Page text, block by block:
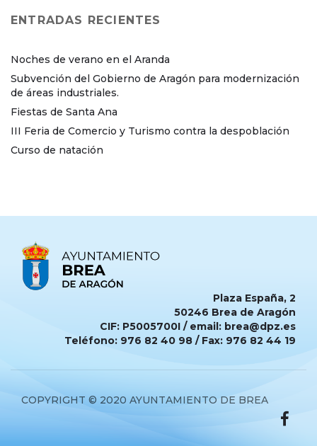
ENTRADAS RECIENTES
Noches de verano en el Aranda
Subvención del Gobierno de Aragón para modernización
de áreas industriales.
Fiestas de Santa Ana
III Feria de Comercio y Turismo contra la despoblación
Curso de natación
Plaza España, 2
50246 Brea de Aragón
CIF: P5005700I / email: brea@dpz.es
Teléfono: 976 82 40 98 / Fax: 976 82 44 19
COPYRIGHT © 2020 AYUNTAMIENTO DE BREA